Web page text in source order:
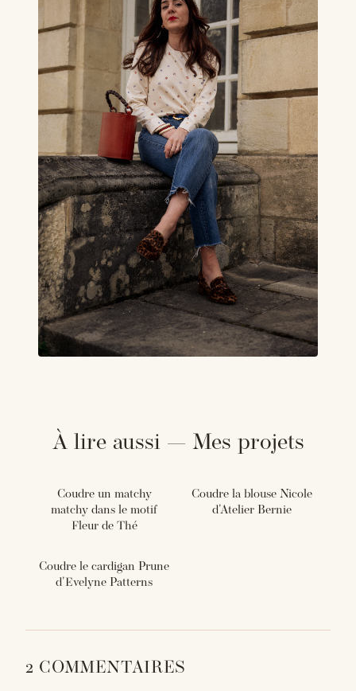
À lire aussi — Mes projets
Coudre un matchy
matchy dans le motif
Fleur de Thé
Coudre la blouse Nicole
d'Atelier Bernie
Coudre le cardigan Prune
d'Evelyne Patterns
2 COMMENTAIRES